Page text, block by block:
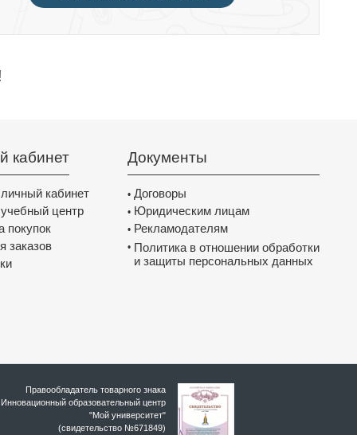
кабинет
кабинет
центр
покупок
заказов
Документы
• Договоры
• Юридическим лицам
• Рекламодателям
• Политика в отношении обработки
и защиты персональных данных
Правообладатель товарного знака
Инновационный образовательный цeнтр
"Мой университет"
(свидетельство №671849)